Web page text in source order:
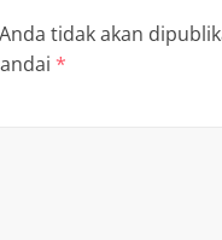
tidak akan
*